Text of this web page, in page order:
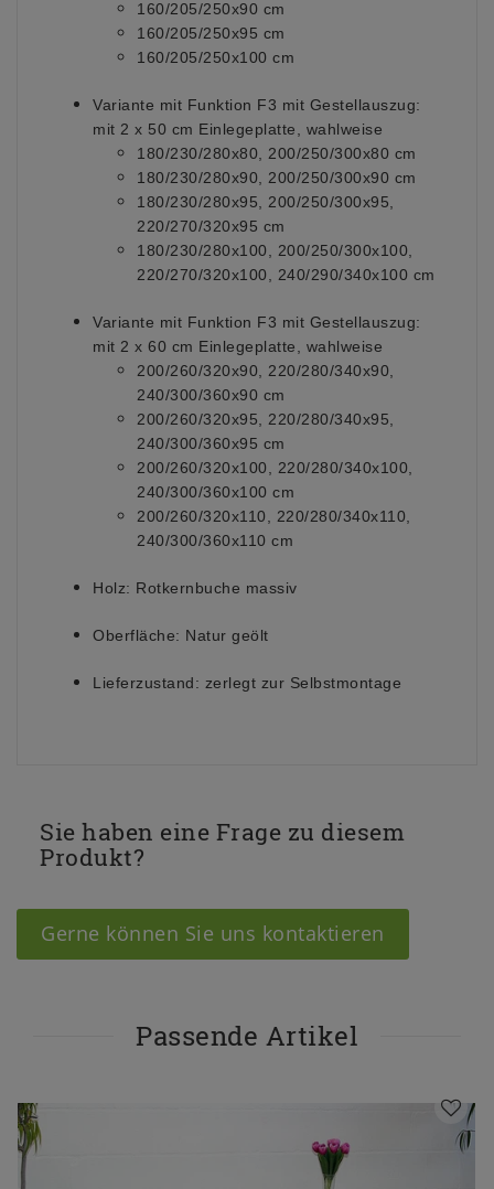
160/205/250x90 cm
160/205/250x95 cm
160/205/250x100 cm
Variante mit Funktion F3 mit Gestellauszug:
mit 2 x 50 cm Einlegeplatte, wahlweise
180/230/280x80, 200/250/300x80 cm
180/230/280x90, 200/250/300x90 cm
180/230/280x95, 200/250/300x95,
220/270/320x95 cm
180/230/280x100, 200/250/300x100,
220/270/320x100, 240/290/340x100 cm
Variante mit Funktion F3 mit Gestellauszug:
mit 2 x 60 cm Einlegeplatte, wahlweise
200/260/320x90, 220/280/340x90,
240/300/360x90 cm
200/260/320x95, 220/280/340x95,
240/300/360x95 cm
200/260/320x100, 220/280/340x100,
240/300/360x100 cm
200/260/320x110, 220/280/340x110,
240/300/360x110 cm
Holz: Rotkernbuche massiv
Oberfläche: Natur geölt
Lieferzustand: zerlegt zur Selbstmontage
Sie haben eine Frage zu diesem
Produkt?
Gerne können Sie uns kontaktieren
Passende Artikel